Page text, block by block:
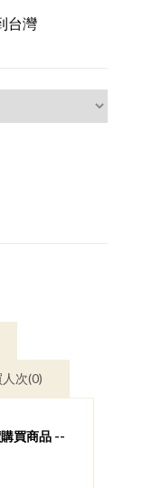
台灣
次(0)
買商品 --